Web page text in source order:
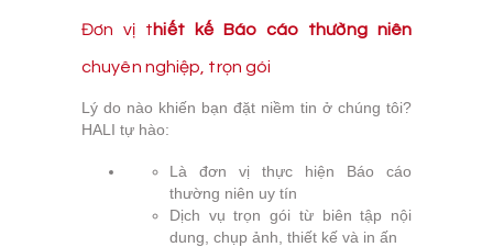
Đơn vị thiết kế Báo cáo thường niên
chuyên nghiệp, trọn gói
Lý do nào khiến bạn đặt niềm tin ở chúng tôi?
HALI tự hào:
Là đơn vị thực hiện Báo cáo
thường niên uy tín
Dịch vụ trọn gói từ biên tập nội
dung, chụp ảnh, thiết kế và in ấn